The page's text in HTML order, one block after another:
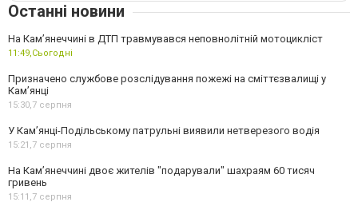
Останні новини
На Кам’янеччині в ДТП травмувався неповнолітній мотоцикліст
11:49,Сьогодні
Призначено службове розслідування пожежі на сміттєзвалищі у
Кам’янці
15:30,7 серпня
У Кам’янці-Подільському патрульні виявили нетверезого водія
15:21,7 серпня
На Камʼянеччині двоє жителів "подарували" шахраям 60 тисяч
гривень
15:11,7 серпня